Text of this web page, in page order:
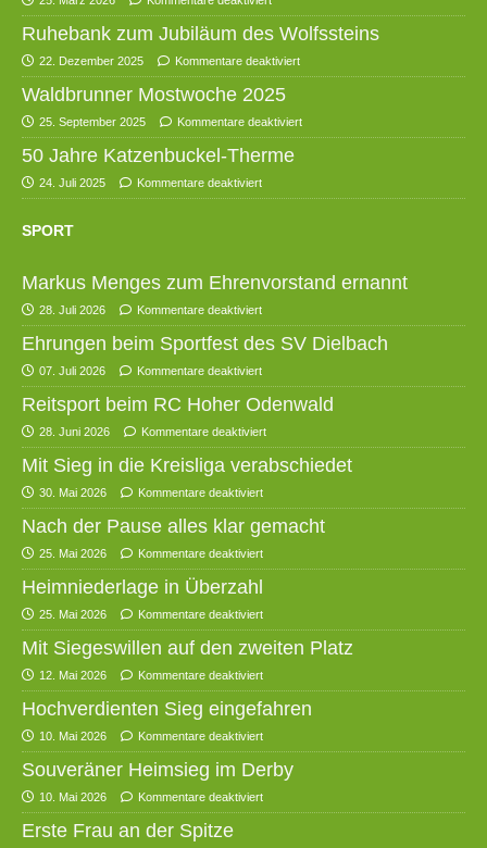
Ruhebank zum Jubiläum des Wolfssteins
22. Dezember 2025 Kommentare deaktiviert
Waldbrunner Mostwoche 2025
25. September 2025 Kommentare deaktiviert
50 Jahre Katzenbuckel-Therme
24. Juli 2025 Kommentare deaktiviert
SPORT
Markus Menges zum Ehrenvorstand ernannt
28. Juli 2026 Kommentare deaktiviert
Ehrungen beim Sportfest des SV Dielbach
07. Juli 2026 Kommentare deaktiviert
Reitsport beim RC Hoher Odenwald
28. Juni 2026 Kommentare deaktiviert
Mit Sieg in die Kreisliga verabschiedet
30. Mai 2026 Kommentare deaktiviert
Nach der Pause alles klar gemacht
25. Mai 2026 Kommentare deaktiviert
Heimniederlage in Überzahl
25. Mai 2026 Kommentare deaktiviert
Mit Siegeswillen auf den zweiten Platz
12. Mai 2026 Kommentare deaktiviert
Hochverdienten Sieg eingefahren
10. Mai 2026 Kommentare deaktiviert
Souveräner Heimsieg im Derby
10. Mai 2026 Kommentare deaktiviert
Erste Frau an der Spitze